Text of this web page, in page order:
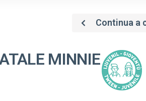
Continua a
MINNIE